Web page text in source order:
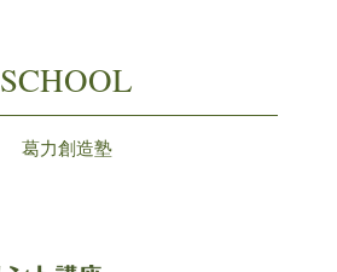
SCHOOL
葛力創造塾